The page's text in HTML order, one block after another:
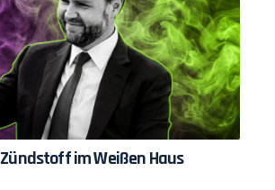
Zündstoff im Weißen Haus